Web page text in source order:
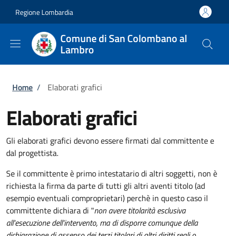
Regione Lombardia
Comune di San Colombano al
Lambro
Briciole di pane
Home / Elaborati grafici
Elaborati grafici
Gli elaborati grafici devono essere firmati dal committente e
dal progettista.
Se il committente è primo intestatario di altri soggetti, non è
richiesta la firma da parte di tutti gli altri aventi titolo (ad
esempio eventuali comproprietari) perchè in questo caso il
committente dichiara di "non avere titolarità esclusiva
all'esecuzione dell'intervento, ma di disporre comunque della